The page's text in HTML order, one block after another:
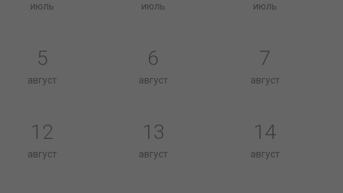
июль июль июль
5
август
6
август
7
август
12
август
13
август
14
август